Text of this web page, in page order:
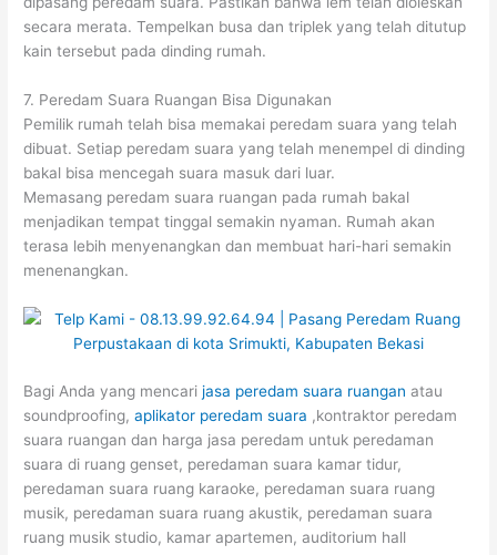
secara merata. Tempelkan busa dan triplek yang telah ditutup
kain tersebut pada dinding rumah.
7. Peredam Suara Ruangan Bisa Digunakan
Pemilik rumah telah bisa memakai peredam suara yang telah
dibuat. Setiap peredam suara yang telah menempel di dinding
bakal bisa mencegah suara masuk dari luar.
Memasang peredam suara ruangan pada rumah bakal
menjadikan tempat tinggal semakin nyaman. Rumah akan
terasa lebih menyenangkan dan membuat hari-hari semakin
menenangkan.
Bagi Anda yang mencarijasa peredam suara ruangan atau
soundproofing,aplikator peredam suara ,kontraktor peredam
suara ruangan dan harga jasa peredam untuk peredaman
suara di ruang genset, peredaman suara kamar tidur,
peredaman suara ruang karaoke, peredaman suara ruang
musik, peredaman suara ruang akustik, peredaman suara
ruang musik studio, kamar apartemen, auditorium hall